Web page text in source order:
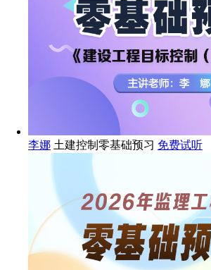
李娜 土建控制零基础预习 免费试听